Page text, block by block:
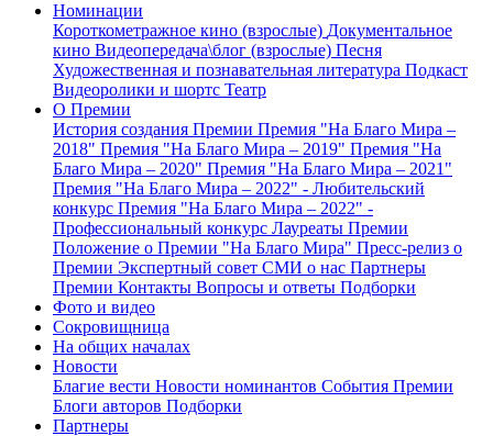
Номинации
Короткометражное кино (взрослые) Документальное
кино Видеопередача\блог (взрослые) Песня
Художественная и познавательная литература Подкаст
Видеоролики и шортс Театр
О Премии
История создания Премии Премия "На Благо Мира –
2018" Премия "На Благо Мира – 2019" Премия "На
Благо Мира – 2020" Премия "На Благо Мира – 2021"
Премия "На Благо Мира – 2022" - Любительский
конкурс Премия "На Благо Мира – 2022" -
Профессиональный конкурс Лауреаты Премии
Положение о Премии "На Благо Мира" Пресс-релиз о
Премии Экспертный совет СМИ о нас Партнеры
Премии Контакты Вопросы и ответы Подборки
Фото и видео
Сокровищница
На общих началах
Новости
Благие вести Новости номинантов События Премии
Блоги авторов Подборки
Партнеры